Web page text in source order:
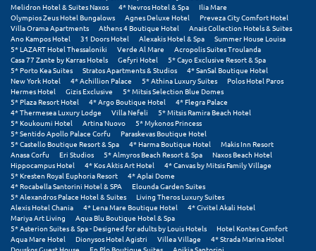
Εύβοια
Ευρυτανία
Ζ
Ζαγοροχώρια
Ζάκυνθος
Η
Ηλεία
Ηράκλειο
Melidron Hotel & Suites Naxos
4* Nevros Hotel & Spa
Ilia Mare
Olympios Zeus Hotel Bungalows
Agnes Deluxe Hotel
Preveza City Comfort Hotel
Villa Orama Apartments
Athens 4 Boutique Hotel
Anais Collection Hotels & Suites
Ano Kampos Hotel
31 Doors Hotel Alexakis Hotel & Spa
Summer House Louisa
5* LAZART Hotel Thessaloniki
Verde Al Mare
Acropolis Suites Troulanda
Casa 77 Zante by Karras Hotels
Gefyri Hotel
5* Cayo Exclusive Resort & Spa
5* Porto Kea Suites
Stratos Apartments & Studios
4* SanSal Boutique Hotel
New York Hotel
4* Achillion Palace 5* Athina Luxury Suites
Polos Hotel Paros
Hermes Hotel
Gizis Exclusive
5* Mitsis Selection Blue Domes
5* Plaza Resort Hotel
4* Argo Boutique Hotel
4* Flegra Palace
4* Thermesea Luxury Lodge
Villa Nefeli
5* Mitsis Ramira Beach Hotel
5* Koukoumi Hotel
Artina Nuovo
5* Mykonos Princess
5* Sentido Apollo Palace Corfu
Paraskevas Boutique Hotel
5* Castello Boutique Resort & Spa
4* Harma Boutique Hotel
Makis Inn Resort
Anasa Corfu
Eri Studios 5* Almyros Beach Resort & Spa
Naxos Beach Hotel
Hippocampus Hotel
4* Kos Aktis Art Hotel
4* Canvas by Mitsis Family Village
5* Kresten Royal Euphoria Resort
4* Aplai Dome
4* Rocabella Santorini Hotel & SPA
Elounda Garden Suites
5* Alexandros Palace Hotel & Suites
Living Theros Luxury Suites
Alexis Hotel Chania
4* Lena Mare Boutique Hotel
4* Civitel Akali Hotel
Mariya Art Living
Aqua Blu Boutique Hotel & Spa
5* Asterion Suites & Spa - Designed for adults by Louis Hotels
Hotel Kontes Comfort
Aqua Mare Hotel
Dionysos Hotel Agistri Villea Village
4* Strada Marina Hotel